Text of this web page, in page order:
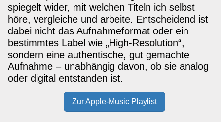
spiegelt wider, mit welchen Titeln ich selbst
höre, vergleiche und arbeite. Entscheidend ist
dabei nicht das Aufnahmeformat oder ein
bestimmtes Label wie „High-Resolution“,
sondern eine authentische, gut gemachte
Aufnahme – unabhängig davon, ob sie analog
oder digital entstanden ist.
Zur Apple-Music Playlist